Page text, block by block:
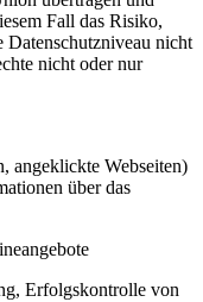
Fall das Risiko,
Datenschutzniveau nicht
nicht oder nur
angeklickte Webseiten)
über das
Erfolgskontrolle von